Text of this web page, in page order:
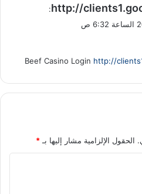
http://
:
Beef Casino Login http://
الحقول الإلزامية مشار إليها بـ*